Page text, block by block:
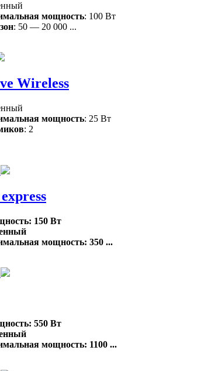
мощность: 100 Вт
: 50 — 20 000 ...
Wireless
мощность: 25 Вт
: 2
: 150 Вт
мощность: 350 ...
: 550 Вт
мощность: 1100 ...